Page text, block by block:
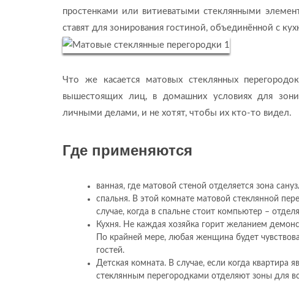
простенками или витиеватыми стеклянными
ставят для зонирования гостиной, объединённой с
Что же касается матовых стеклянных
вышестоящих лиц, в домашних условиях для
личными делами, и не хотят, чтобы их кто-то видел.
Где применяются
ванная, где матовой стеной отделяется зона
спальня. В этой комнате матовой стеклянной
случае, когда в спальне стоит компьютер –
Кухня. Не каждая хозяйка горит желанием
По крайней мере, любая женщина будет
гостей.
Детская комната. В случае, если когда квартира
стеклянным перегородками отделяют зоны для